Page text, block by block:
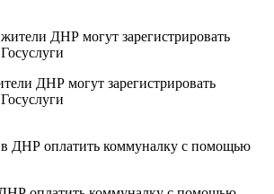
ДНР могут зарегистрировать